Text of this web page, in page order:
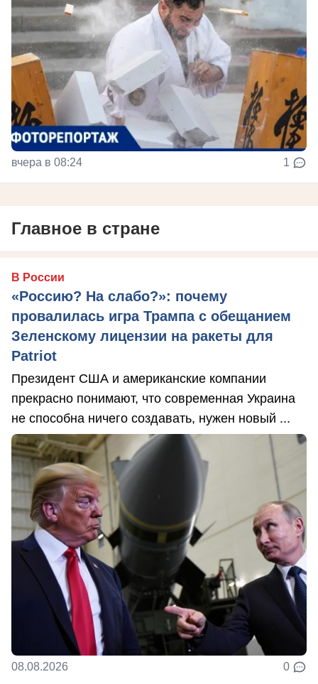
вчера в 08:24 1
Главное в стране
В России
«Россию? На слабо?»: почему
провалилась игра Трампа с обещанием
Зеленскому лицензии на ракеты для
Patriot
Президент США и американские компании
прекрасно понимают, что современная Украина
не способна ничего создавать, нужен новый ...
08.08.2026 0